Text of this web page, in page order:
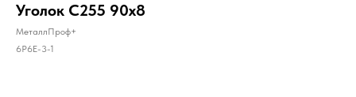
Уголок С255 90х8
МеталлПроф+
6P6E-3-1